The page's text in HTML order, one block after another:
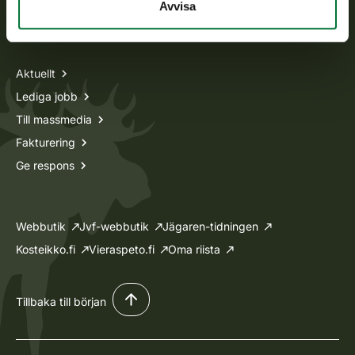
Avvisa
Information om oss
Aktuellt
Lediga jobb
Till massmedia
Fakturering
Ge respons
Webbutik Jvf-webbutik
Jägaren-tidningen
Kosteikko.fi
Vieraspeto.fi Oma riista
Tillbaka till början